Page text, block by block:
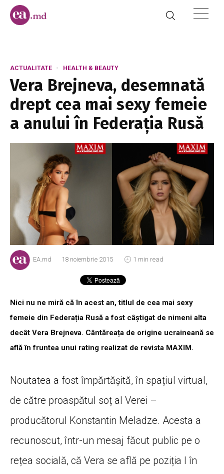
ACTUALITATE HEALTH & BEAUTY
Vera Brejneva, desemnată
drept cea mai sexy femeie
a anului în Federația Rusă
EA.md 18 noiembrie 2015 1 min read
Nici nu ne miră că în acest an, titlul de cea mai sexy
femeie din Federația Rusă a fost câștigat de nimeni alta
decât Vera Brejneva. Cântăreața de origine ucraineană se
află în fruntea unui rating realizat de revista MAXIM.
Noutatea a fost împărtășită, în spațiul virtual,
de către proaspătul soț al Verei –
producătorul Konstantin Meladze. Acesta a
recunoscut, într-un mesaj făcut public pe o
rețea socială, că Vera se află pe poziția I în